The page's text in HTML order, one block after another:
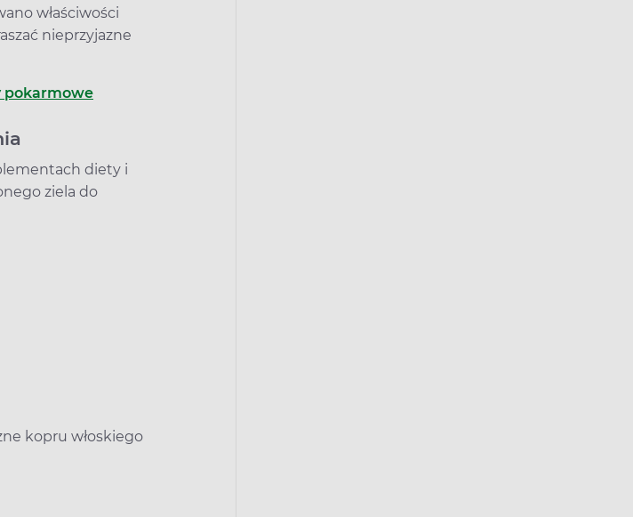
właściwości
nieprzyjazne
pokarmowe
diety i
ziela do
kopru włoskiego